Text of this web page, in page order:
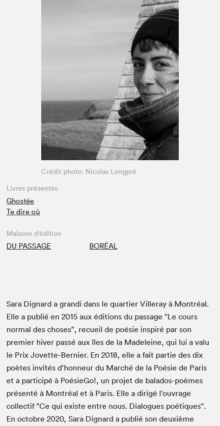
Crédit photo: Nicolas Longpré
Livres présentés
Ghostée
Te dire où
Maisons d'édition
DU PASSAGE BORÉAL
Sara Dignard a grandi dans le quartier Villeray à Montréal.
Elle a publié en 2015 aux éditions du passage "Le cours
normal des choses", recueil de poésie inspiré par son
premier hiver passé aux îles de la Madeleine, qui lui a valu
le Prix Jovette-Bernier. En 2018, elle a fait partie des dix
poètes invités d’honneur du Marché de la Poésie de Paris
et a participé à PoésieGo!, un projet de balados-poèmes
présenté à Montréal et à Paris. Elle a dirigé l'ouvrage
collectif "Ce qui existe entre nous. Dialogues poétiques".
En octobre 2020, Sara Dignard a publié son deuxième